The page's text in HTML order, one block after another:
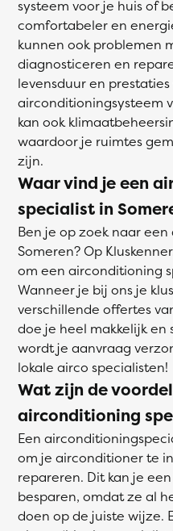
systeem voor je huis of
comfortabeler en
kunnen ook problemen
diagnosticeren en
levensduur en prestaties
airconditioningsysteem
kan ook
waardoor je ruimtes
zijn.
Waar vind je een
specialist in
Ben je op zoek naar
Someren? Op
om een airconditioning
Wanneer je bij ons je
verschillende offertes
doe je heel makkelijk en
wordt je aanvraag
lokale airco specialisten!
Wat zijn de
airconditioning
Een
om je airconditioner te
repareren. Dit kan je
besparen, omdat ze al
doen op de juiste wijze.